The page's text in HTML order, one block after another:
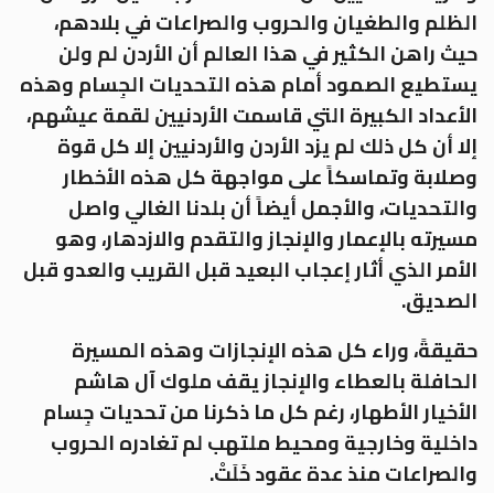
الظلم والطغيان والحروب والصراعات في بلادهم،
حيث راهن الكثير في هذا العالم أن الأردن لم ولن
يستطيع الصمود أمام هذه التحديات الجِسام وهذه
الأعداد الكبيرة التي قاسمت الأردنيين لقمة عيشهم،
إلا أن كل ذلك لم يزد الأردن والأردنيين إلا كل قوة
وصلابة وتماسكاً على مواجهة كل هذه الأخطار
والتحديات، والأجمل أيضاً أن بلدنا الغالي واصل
مسيرته بالإعمار والإنجاز والتقدم والازدهار، وهو
الأمر الذي أثار إعجاب البعيد قبل القريب والعدو قبل
الصديق.
حقيقةً، وراء كل هذه الإنجازات وهذه المسيرة
الحافلة بالعطاء والإنجاز يقف ملوك آل هاشم
الأخيار الأطهار، رغم كل ما ذكرنا من تحديات جِسام
داخلية وخارجية ومحيط ملتهب لم تغادره الحروب
والصراعات منذ عدة عقود خَلَتْ.